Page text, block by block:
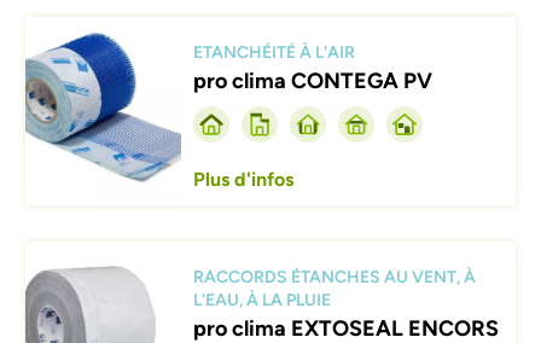
Afbeelding
ETANCHÉITÉ À L'AIR
pro clima CONTEGA PV
Plus d'infos
RACCORDS ÉTANCHES AU VENT, À
L'EAU, À LA PLUIE
pro clima EXTOSEAL ENCORS